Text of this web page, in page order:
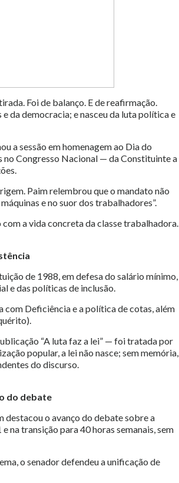
Foi de balanço. E de reafirmação.
da democracia; e nasceu da luta política e
a sessão em homenagem ao Dia do
Congresso Nacional — da Constituinte a
Paim relembrou que o mandato não
e no suor dos trabalhadores”.
a vida concreta da classe trabalhadora.
de 1988, em defesa do salário mínimo,
e das políticas de inclusão.
com Deficiência e a política de cotas, além
“A luta faz a lei” — foi tratada por
popular, a lei não nasce; sem memória,
do discurso.
do debate
destacou o avanço do debate sobre a
na transição para 40 horas semanais, sem
o senador defendeu a unificação de